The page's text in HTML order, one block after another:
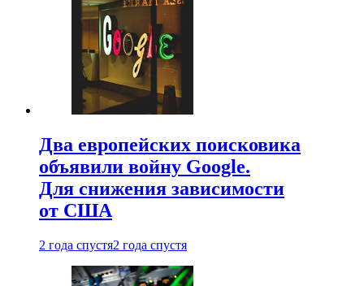
Два европейских поисковика
объявили войну Google.
Для снижения зависимости
от США
2 года спустя2 года спустя